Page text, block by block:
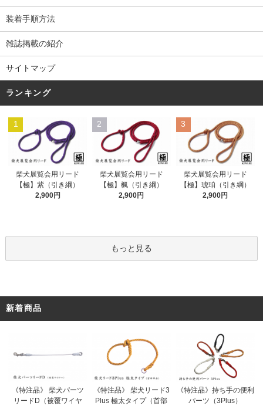
装着手順方法
雑誌掲載の紹介
サイトマップ
ランキング
1
柴犬展覧会用リード
【極】紫（引き綱）
2,900円
2
柴犬展覧会用リード
【極】楓（引き綱）
2,900円
3
柴犬展覧会用リード
【極】琥珀（引き綱）
2,900円
もっと見る
新着商品
《特注品》 柴犬パーツ
リードD（被覆ワイヤ
《特注品》 柴犬リード3
Plus 極太タイプ（首部
《特注品》持ち手の便利
パーツ（3Plus）